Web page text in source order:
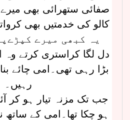
صفائی ستھرائی بھی
کالو کی خدمتیں بھی
یہ کبھی میرے
دل لگا کراستری کرتے وہ
بڑا رہی تھی۔امی چائے
رہیں۔
جب تک مزنہ تیار ہو کر
ہو چکا تھا۔امی کے ساتھ